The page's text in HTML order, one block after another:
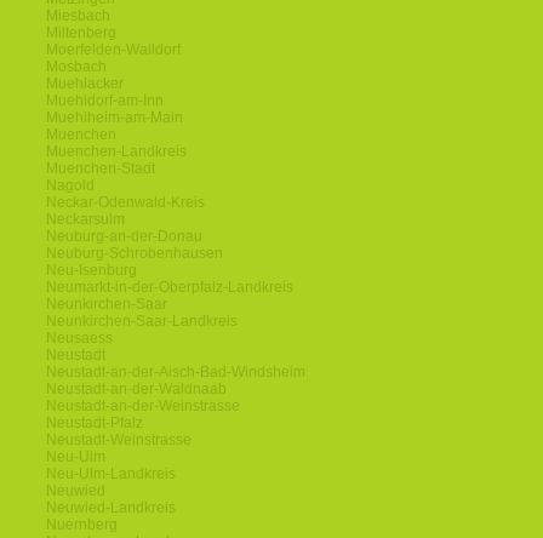
Miesbach
Miltenberg
Moerfelden-Walldorf
Mosbach
Muehlacker
Muehldorf-am-Inn
Muehlheim-am-Main
Muenchen
Muenchen-Landkreis
Muenchen-Stadt
Nagold
Neckar-Odenwald-Kreis
Neckarsulm
Neuburg-an-der-Donau
Neuburg-Schrobenhausen
Neu-Isenburg
Neumarkt-in-der-Oberpfalz-Landkreis
Neunkirchen-Saar
Neunkirchen-Saar-Landkreis
Neusaess
Neustadt
Neustadt-an-der-Aisch-Bad-Windsheim
Neustadt-an-der-Waldnaab
Neustadt-an-der-Weinstrasse
Neustadt-Pfalz
Neustadt-Weinstrasse
Neu-Ulm
Neu-Ulm-Landkreis
Neuwied
Neuwied-Landkreis
Nuernberg